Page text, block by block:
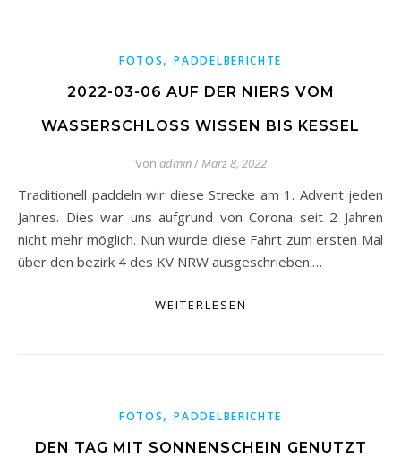
FOTOS,PADDELBERICHTE
2022-03-06 AUF DER NIERS VOM
WASSERSCHLOSS WISSEN BIS KESSEL
Von admin/März 8, 2022
Traditionell paddeln wir diese Strecke am 1. Advent jeden
Jahres. Dies war uns aufgrund von Corona seit 2 Jahren
nicht mehr möglich. Nun wurde diese Fahrt zum ersten Mal
über den bezirk 4 des KV NRW ausgeschrieben.…
WEITERLESEN
FOTOS,PADDELBERICHTE
DEN TAG MIT SONNENSCHEIN GENUTZT